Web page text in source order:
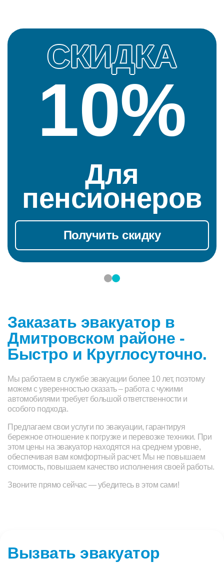
СКИДКА
10%
На предварит
ельный заказ
Получить скидку
Заказать эвакуатор в
Дмитровском районе -
Быстро и Круглосуточно.
Мы работаем в службе эвакуации более 10 лет, поэтому
можем с уверенностью сказать – работа с чужими
автомобилями требует большой ответственности и
особого подхода.
Предлагаем свои услуги по эвакуации, гарантируя
бережное отношение к погрузке и перевозке техники. При
этом цены на эвакуатор находятся на среднем уровне,
обеспечивая вам комфортный расчет. Мы не повышаем
стоимость, повышаем качество исполнения своей работы.
Звоните прямо сейчас — убедитесь в этом сами!
Вызвать эвакуатор